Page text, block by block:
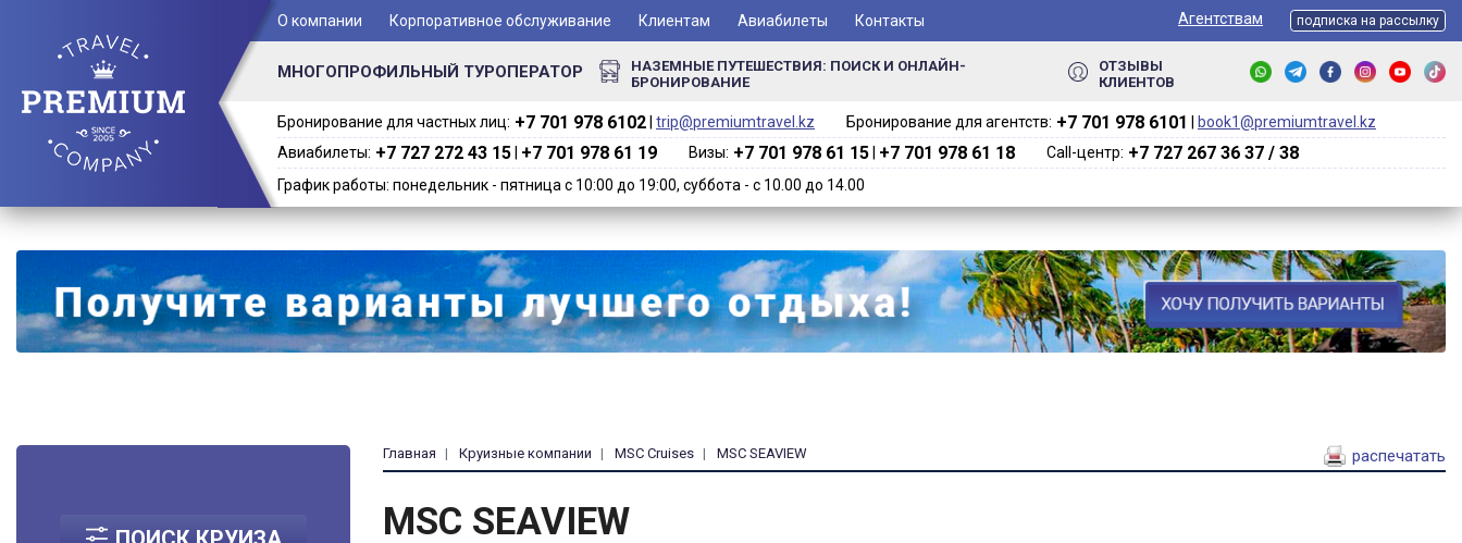
О компании Корпоративное обслуживание Клиентам Авиабилеты Контакты Агентствам подписка на рассылку
МНОГОПРОФИЛЬНЫЙ ТУРОПЕРАТОР
НАЗЕМНЫЕ ПУТЕШЕСТВИЯ: ПОИСК И ОНЛАЙН-
БРОНИРОВАНИЕ
ОТЗЫВЫ
КЛИЕНТОВ
Бронирование для частных лиц: +7 701 978 6102‬ trip@premiumtravel.kz Бронирование для агентств: +7 701 978 6101‬
book1@premiumtravel.kz
Авиабилеты: +7 727 272 43 15 +7 701 978 61 19 Визы: +7 701 978 61 15 +7 701 978 61 18 Call-центр: +7 727 267 36 37 / 38
График работы: понедельник - пятница с 10:00 до 19:00, суббота - с 10.00 до 14.00
Главная Круизные компании MSC Cruises MSC SEAVIEW распечатать
MSC SEAVIEW